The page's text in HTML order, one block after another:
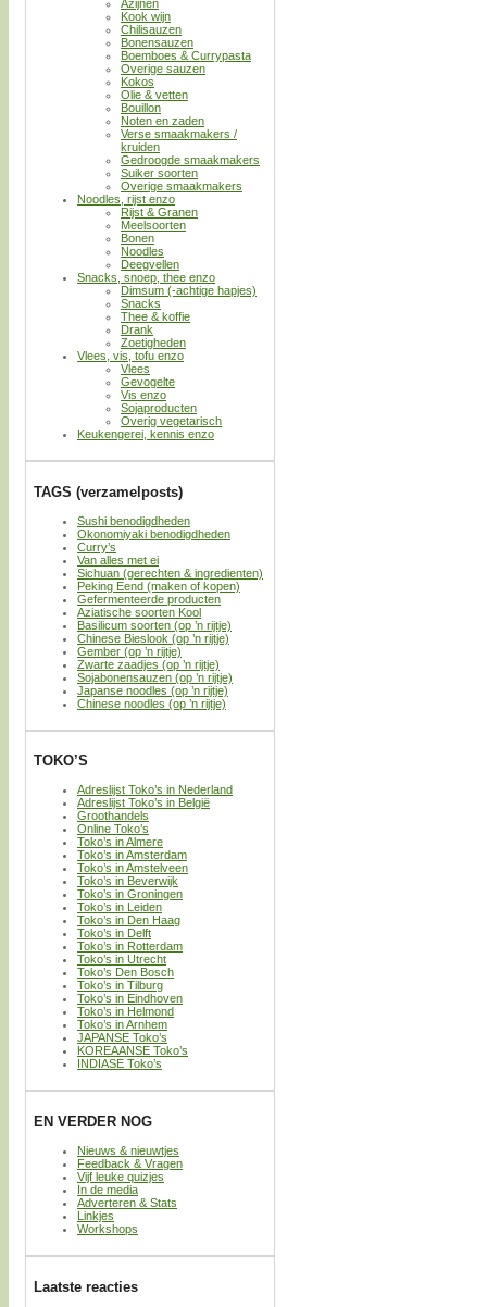
Azijnen
Kook wijn
Chilisauzen
Bonensauzen
Boemboes & Currypasta
Overige sauzen
Kokos
Olie & vetten
Bouillon
Noten en zaden
Verse smaakmakers /
kruiden
Gedroogde smaakmakers
Suiker soorten
Overige smaakmakers
Noodles, rijst enzo
Rijst & Granen
Meelsoorten
Bonen
Noodles
Deegvellen
Snacks, snoep, thee enzo
Dimsum (-achtige hapjes)
Snacks
Thee & koffie
Drank
Zoetigheden
Vlees, vis, tofu enzo
Vlees
Gevogelte
Vis enzo
Sojaproducten
Overig vegetarisch
Keukengerei, kennis enzo
TAGS (verzamelposts)
Sushi benodigdheden
Okonomiyaki benodigdheden
Curry’s
Van alles met ei
Sichuan (gerechten & ingredienten)
Peking Eend (maken of kopen)
Gefermenteerde producten
Aziatische soorten Kool
Basilicum soorten (op ’n rijtje)
Chinese Bieslook (op ’n rijtje)
Gember (op ’n rijtje)
Zwarte zaadjes (op ’n rijtje)
Sojabonensauzen (op ’n rijtje)
Japanse noodles (op ’n rijtje)
Chinese noodles (op ’n rijtje)
TOKO’S
Adreslijst Toko’s in Nederland
Adreslijst Toko’s in België
Groothandels
Online Toko’s
Toko’s in Almere
Toko’s in Amsterdam
Toko’s in Amstelveen
Toko’s in Beverwijk
Toko’s in Groningen
Toko’s in Leiden
Toko’s in Den Haag
Toko’s in Delft
Toko’s in Rotterdam
Toko’s in Utrecht
Toko’s Den Bosch
Toko’s in Tilburg
Toko’s in Eindhoven
Toko’s in Helmond
Toko’s in Arnhem
JAPANSE Toko’s
KOREAANSE Toko’s
INDIASE Toko’s
EN VERDER NOG
Nieuws & nieuwtjes
Feedback & Vragen
Vijf leuke quizjes
In de media
Adverteren & Stats
Linkjes
Workshops
Laatste reacties